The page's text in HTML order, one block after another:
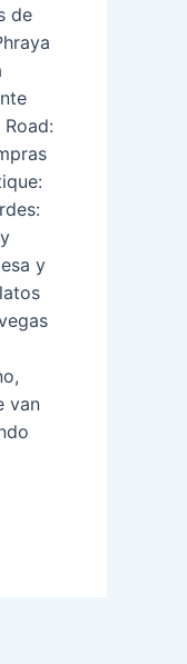
de
y
van